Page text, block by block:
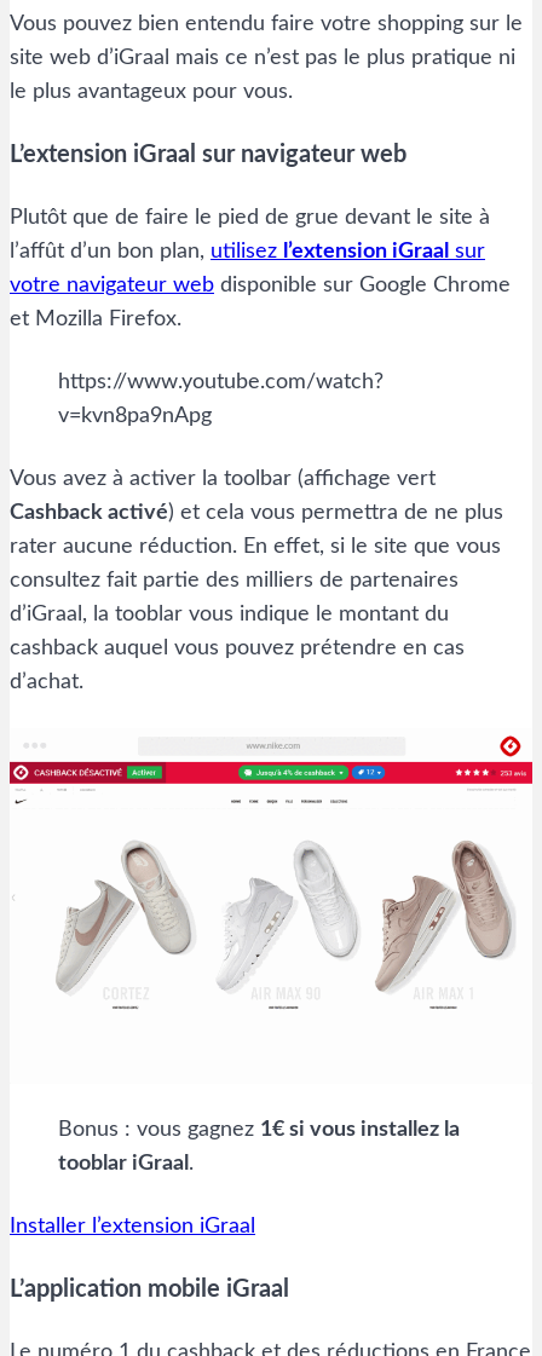
Vous pouvez bien entendu faire votre shopping sur le
site web d’iGraal mais ce n’est pas le plus pratique ni
le plus avantageux pour vous.
L’extension iGraal sur navigateur web
Plutôt que de faire le pied de grue devant le site à
l’affût d’un bon plan, utilisez l’extension iGraal sur
votre navigateur web disponible sur Google Chrome
et Mozilla Firefox.
https://www.youtube.com/watch?
v=kvn8pa9nApg
Vous avez à activer la toolbar (affichage vert
Cashback activé) et cela vous permettra de ne plus
rater aucune réduction. En effet, si le site que vous
consultez fait partie des milliers de partenaires
d’iGraal, la tooblar vous indique le montant du
cashback auquel vous pouvez prétendre en cas
d’achat.
Bonus : vous gagnez 1€ si vous installez la
tooblar iGraal .
Installer l’extension iGraal
L’application mobile iGraal